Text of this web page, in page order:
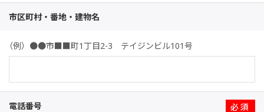
市区町村・番地・建物名
（例）●●市■■町1丁目2-3 テイジンビル101号
電話番号